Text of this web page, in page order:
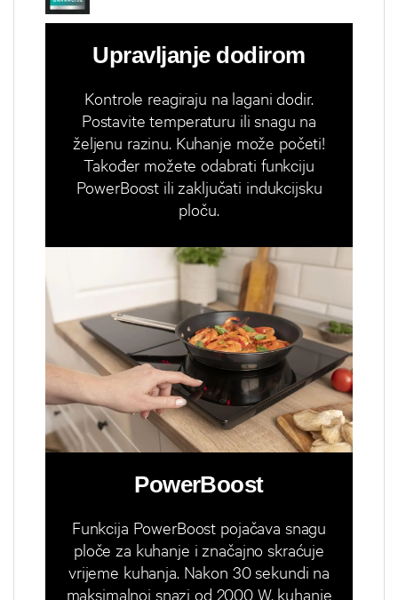
Upravljanje dodirom
Kontrole reagiraju na lagani dodir.
Postavite temperaturu ili snagu na
željenu razinu. Kuhanje može početi!
Također možete odabrati funkciju
PowerBoost ili zaključati indukcijsku
ploču.
PowerBoost
Funkcija PowerBoost pojačava snagu
ploče za kuhanje i značajno skraćuje
vrijeme kuhanja. Nakon 30 sekundi na
maksimalnoj snazi od 2000 W, kuhanje